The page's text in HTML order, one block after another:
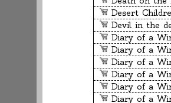
Desert
Devil in the
Diary of a
Diary of a
Diary of a
Diary of a
Diary of a
Diary of a